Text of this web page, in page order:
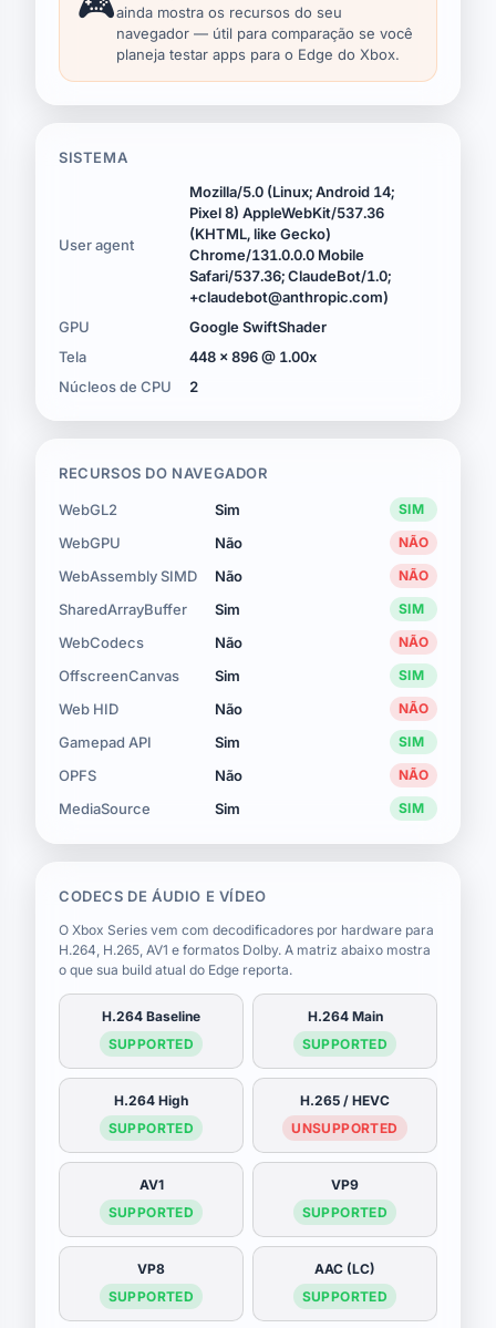
ainda mostra os recursos do seu
navegador — útil para comparação se você
planeja testar apps para o Edge do Xbox.
SISTEMA
User agent
Mozilla/5.0 (Linux; Android 14;
Pixel 8) AppleWebKit/537.36
(KHTML, like Gecko)
Chrome/131.0.0.0 Mobile
Safari/537.36; ClaudeBot/1.0;
+claudebot@anthropic.com)
GPU
Google SwiftShader
Tela
448 × 896 @ 1.00x
Núcleos de CPU
2
RECURSOS DO NAVEGADOR
WebGL2 Sim SIM
WebGPU Não NÃO
WebAssembly SIMD Não NÃO
SharedArrayBuffer Sim SIM
WebCodecs Não NÃO
OffscreenCanvas Sim SIM
Web HID Não NÃO
Gamepad API Sim SIM
OPFS Não NÃO
MediaSource Sim SIM
CODECS DE ÁUDIO E VÍDEO
O Xbox Series vem com decodificadores por hardware para
H.264, H.265, AV1 e formatos Dolby. A matriz abaixo mostra
o que sua build atual do Edge reporta.
H.264 Baseline
SUPPORTED
H.264 Main
SUPPORTED
H.264 High
SUPPORTED
H.265 / HEVC
UNSUPPORTED
AV1
SUPPORTED
VP9
SUPPORTED
VP8
SUPPORTED
AAC (LC)
SUPPORTED